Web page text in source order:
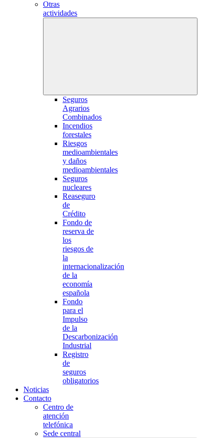
Otras
actividades
Seguros
Agrarios
Combinados
Incendios
forestales
Riesgos
medioambientales
y daños
medioambientales
Seguros
nucleares
Reaseguro
de
Crédito
Fondo de
reserva de
los
riesgos de
la
internacionalización
de la
economía
española
Fondo
para el
Impulso
de la
Descarbonización
Industrial
Registro
de
seguros
obligatorios
Noticias
Contacto
Centro de
atención
telefónica
Sede central